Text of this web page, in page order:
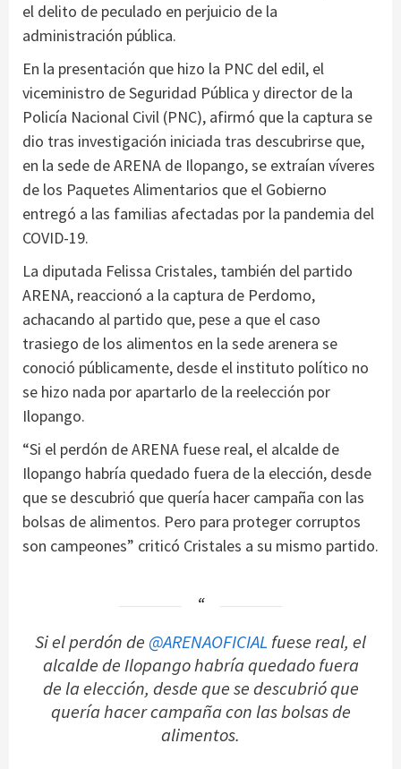
el delito de peculado en perjuicio de la
administración pública.
En la presentación que hizo la PNC del edil, el
viceministro de Seguridad Pública y director de la
Policía Nacional Civil (PNC), afirmó que la captura se
dio tras investigación iniciada tras descubrirse que,
en la sede de ARENA de Ilopango, se extraían víveres
de los Paquetes Alimentarios que el Gobierno
entregó a las familias afectadas por la pandemia del
COVID-19.
La diputada Felissa Cristales, también del partido
ARENA, reaccionó a la captura de Perdomo,
achacando al partido que, pese a que el caso
trasiego de los alimentos en la sede arenera se
conoció públicamente, desde el instituto político no
se hizo nada por apartarlo de la reelección por
Ilopango.
“Si el perdón de ARENA fuese real, el alcalde de
Ilopango habría quedado fuera de la elección, desde
que se descubrió que quería hacer campaña con las
bolsas de alimentos. Pero para proteger corruptos
son campeones” criticó Cristales a su mismo partido.
Si el perdón de @ARENAOFICIAL fuese real, el
alcalde de Ilopango habría quedado fuera
de la elección, desde que se descubrió que
quería hacer campaña con las bolsas de
alimentos.